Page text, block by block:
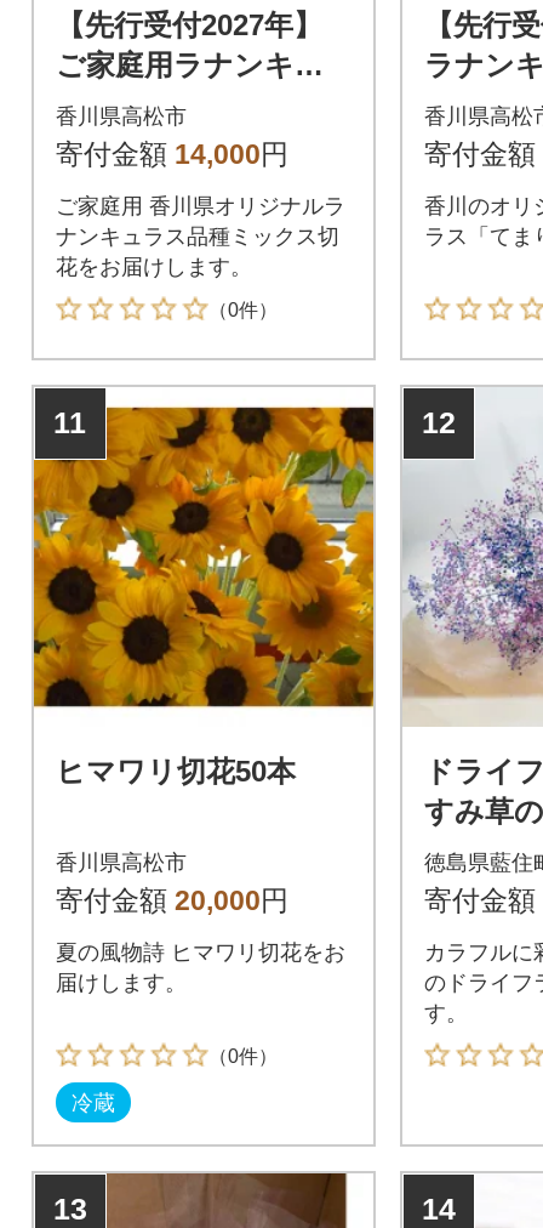
【先行受付2027年】
ご家庭用ラナンキュ
ラス「品種混合セッ
ト」切花 50本 色お
香川県高松市
寄付金額 14,000円
ご家庭用 香川県オリジナルラ
ナンキュラス品種ミックス切
花をお届けします。
（0件）
【先行
ラナン
種混合
50本 色
香川県高松
寄付金額
香川のオリ
ラス「てま
11
ヒマワリ切花50本
香川県高松市
寄付金額 20,000円
夏の風物詩 ヒマワリ切花をお
届けします。
（0件）
冷蔵
12
ドライ
すみ草
徳島県藍住
寄付金額
カラフルに
のドライフ
す。
13 14